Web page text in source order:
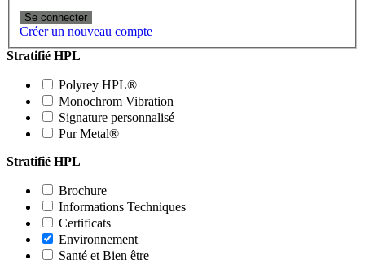
Se connecter
Créer un nouveau compte
Stratifié HPL
Polyrey HPL®
Monochrom Vibration
Signature personnalisé
Pur Metal®
Stratifié HPL
Brochure
Informations Techniques
Certificats
Environnement
Santé et Bien être